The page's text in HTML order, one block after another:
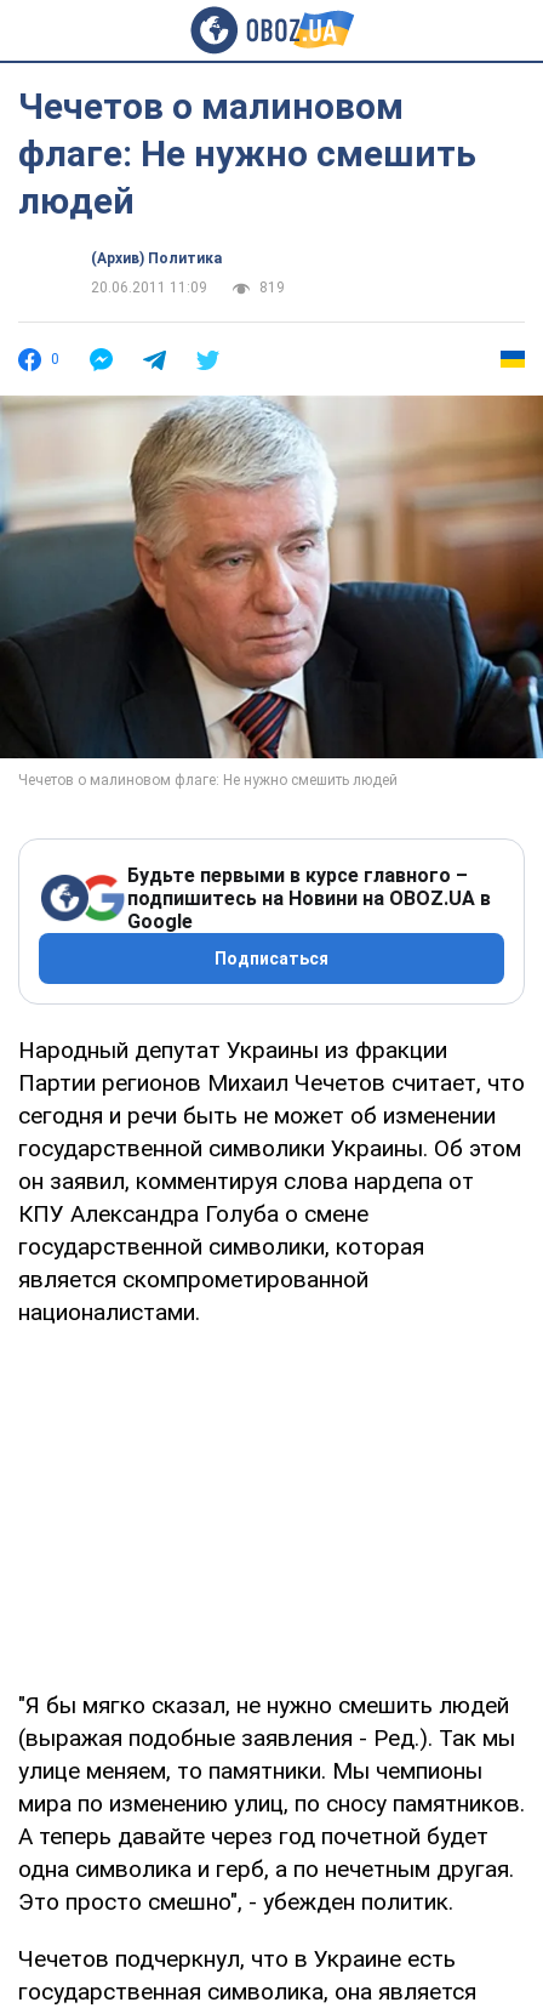
Чечетов о малиновом
флаге: Не нужно смешить
людей
(Архив) Политика
20.06.2011 11:09
819
0
Будьте первыми в курсе главного –
подпишитесь на Новини на OBOZ.UA в
Google
Подписаться
Народный депутат Украины из фракции
Партии регионов Михаил Чечетов считает, что
сегодня и речи быть не может об изменении
государственной символики Украины. Об этом
он заявил, комментируя слова нардепа от
КПУ Александра Голуба о смене
государственной символики, которая
является скомпрометированной
националистами.
"Я бы мягко сказал, не нужно смешить людей
(выражая подобные заявления - Ред.). Так мы
улице меняем, то памятники. Мы чемпионы
мира по изменению улиц, по сносу памятников.
А теперь давайте через год почетной будет
одна символика и герб, а по нечетным другая.
Это просто смешно", - убежден политик.
Чечетов подчеркнул, что в Украине есть
государственная символика, она является